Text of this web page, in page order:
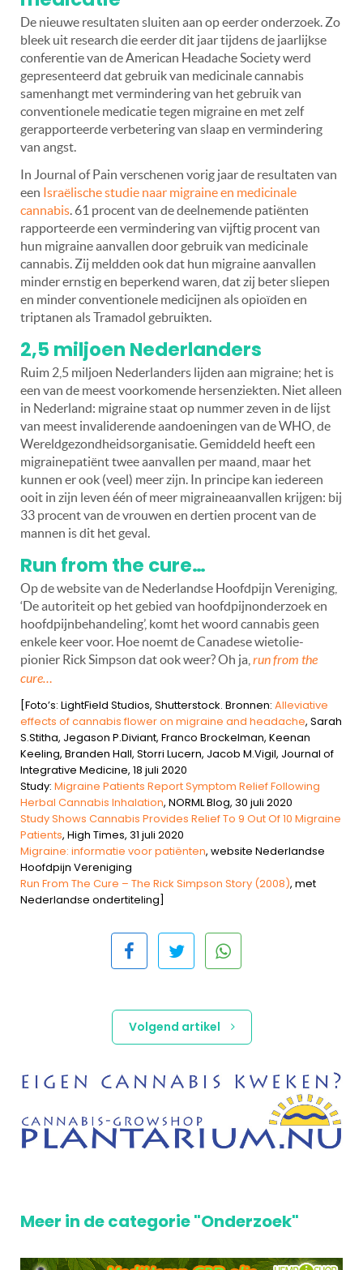
De nieuwe resultaten sluiten aan op eerder onderzoek. Zo
bleek uit research die eerder dit jaar tijdens de jaarlijkse
conferentie van de American Headache Society werd
gepresenteerd dat gebruik van medicinale cannabis
samenhangt met vermindering van het gebruik van
conventionele medicatie tegen migraine en met zelf
gerapporteerde verbetering van slaap en vermindering
van angst.
In Journal of Pain verschenen vorig jaar de resultaten van
een Israëlische studie naar migraine en medicinale
cannabis . 61 procent van de deelnemende patiënten
rapporteerde een vermindering van vijftig procent van
hun migraine aanvallen door gebruik van medicinale
cannabis. Zij meldden ook dat hun migraine aanvallen
minder ernstig en beperkend waren, dat zij beter sliepen
en minder conventionele medicijnen als opioïden en
triptanen als Tramadol gebruikten.
2,5 miljoen Nederlanders
Ruim 2,5 miljoen Nederlanders lijden aan migraine; het is
een van de meest voorkomende hersenziekten. Niet alleen
in Nederland: migraine staat op nummer zeven in de lijst
van meest invaliderende aandoeningen van de WHO, de
Wereldgezondheidsorganisatie. Gemiddeld heeft een
migrainepatiënt twee aanvallen per maand, maar het
kunnen er ook (veel) meer zijn. In principe kan iedereen
ooit in zijn leven één of meer migraineaanvallen krijgen: bij
33 procent van de vrouwen en dertien procent van de
mannen is dit het geval.
Run from the cure…
Op de website van de Nederlandse Hoofdpijn Vereniging,
‘De autoriteit op het gebied van hoofdpijnonderzoek en
hoofdpijnbehandeling’, komt het woord cannabis geen
enkele keer voor. Hoe noemt de Canadese wietolie-
pionier Rick Simpson dat ook weer? Oh ja, run from the
cure…
[Foto’s: LightField Studios, Shutterstock. Bronnen: Alleviative
effects of cannabis flower on migraine and headache, Sarah
S.Stitha, Jegason P.Diviant, Franco Brockelman, Keenan
Keeling, Branden Hall, Storri Lucern, Jacob M.Vigil, Journal of
Integrative Medicine, 18 juli 2020
Study: Migraine Patients Report Symptom Relief Following
Herbal Cannabis Inhalation, NORML Blog, 30 juli 2020
Study Shows Cannabis Provides Relief To 9 Out Of 10 Migraine
Patients, High Times, 31 juli 2020
Migraine: informatie voor patiënten, website Nederlandse
Hoofdpijn Vereniging
Run From The Cure – The Rick Simpson Story (2008), met
Nederlandse ondertiteling]
Volgend artikel
Meer in de categorie "Onderzoek"